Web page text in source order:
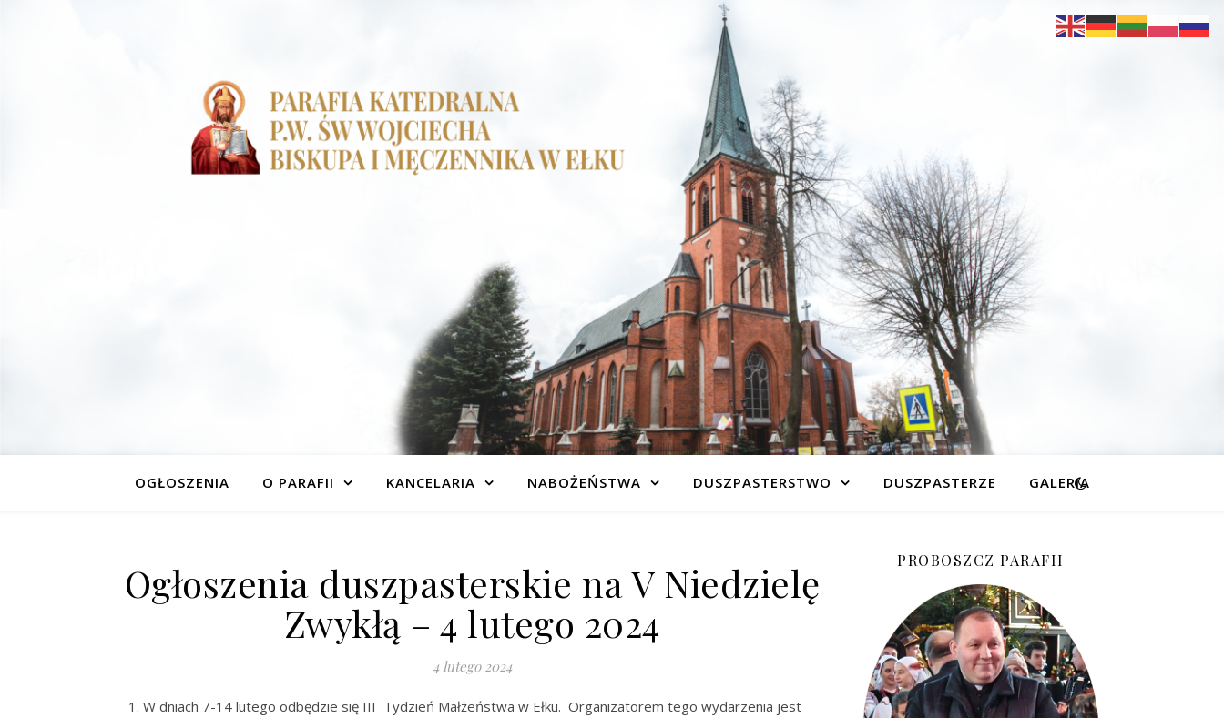
OGŁOSZENIA O PARAFII KANCELARIA NABOŻEŃSTWA DUSZPASTERSTWO DUSZPASTERZE GALERIA
Ogłoszenia duszpasterskie na V Niedzielę
Zwykłą – 4 lutego 2024
4 lutego 2024
W dniach 7-14 lutego odbędzie się III Tydzień Małżeństwa w Ełku. Organizatorem tego wydarzenia jest
PROBOSZCZ PARAFII